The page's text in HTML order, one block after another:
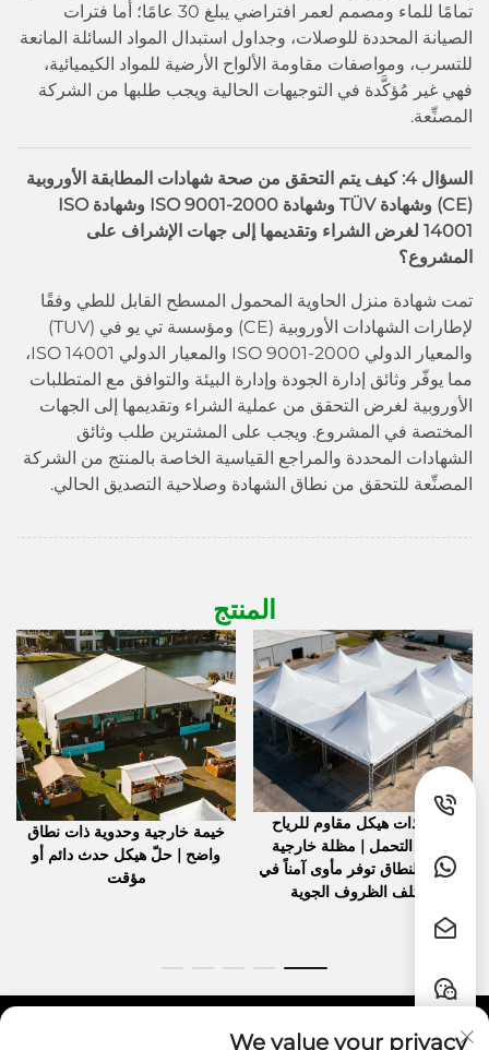
تمامًا للماء ومصمم لعمر افتراضي يبلغ 30 عامًا؛ أما فترات
الصيانة المحددة للوصلات، وجداول استبدال المواد السائلة المانعة
للتسرب، ومواصفات مقاومة الألواح الأرضية للمواد الكيميائية،
فهي غير مُؤكَّدة في التوجيهات الحالية ويجب طلبها من الشركة
المصنِّعة.
السؤال 4: كيف يتم التحقق من صحة شهادات المطابقة الأوروبية
(CE) وشهادة TÜV وشهادة ISO 9001-2000 وشهادة ISO
14001 لغرض الشراء وتقديمها إلى جهات الإشراف على
المشروع؟
تمت شهادة منزل الحاوية المحمول المسطح القابل للطي وفقًا
لإطارات الشهادات الأوروبية (CE) ومؤسسة تي يو في (TUV)
والمعيار الدولي ISO 9001-2000 والمعيار الدولي ISO 14001،
مما يوفّر وثائق إدارة الجودة وإدارة البيئة والتوافق مع المتطلبات
الأوروبية لغرض التحقق من عملية الشراء وتقديمها إلى الجهات
المختصة في المشروع. ويجب على المشترين طلب وثائق
الشهادات المحددة والمراجع القياسية الخاصة بالمنتج من الشركة
المصنِّعة للتحقق من نطاق الشهادة وصلاحية التصديق الحالي.
المنتج
خيمة ذات هيكل مقاوم للرياح
وعالية التحمل | مظلة خارجية
واسعة النطاق توفر مأوى آمناً في
مختلف الظروف الجوية
خيمة خارجية وحدوية ذات نطاق
واضح | حلّ هيكل حدث دائم أو
مؤقت
We value your privacy